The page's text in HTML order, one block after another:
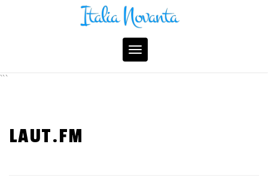
Toggle
navigation
```
LAUT.FM